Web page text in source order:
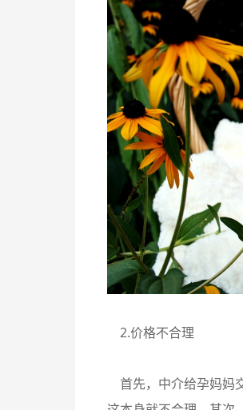
2.价格不合理
首先，中介给孕妈妈